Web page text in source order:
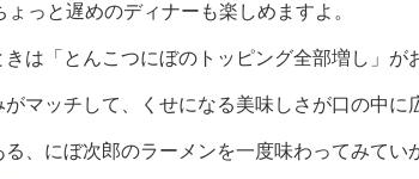
っと遅めのディナーも楽しめますよ。
は「とんこつにぼのトッピング全部増し」が
マッチして、くせになる美味しさが口の中に
、にぼ次郎のラーメンを一度味わってみてい